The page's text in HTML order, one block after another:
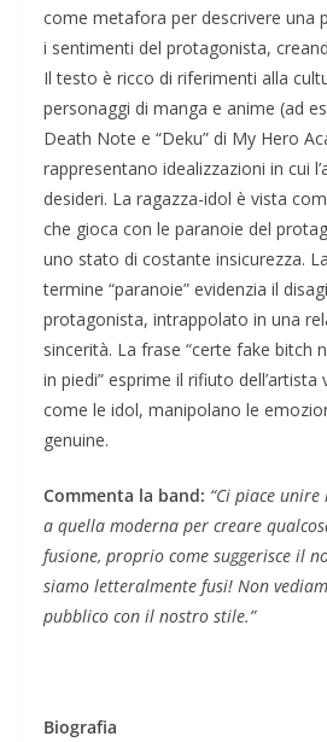
come metafora per descrivere una
i sentimenti del protagonista,
Il testo è ricco di riferimenti alla
personaggi di manga e anime (ad
Death Note e “Deku” di My Hero
rappresentano idealizzazioni in cui
desideri. La ragazza-idol è vista
che gioca con le paranoie del
uno stato di costante insicurezza.
termine “paranoie” evidenzia il
protagonista, intrappolato in una
sincerità. La frase “certe fake bitch
in piedi” esprime il rifiuto
come le idol, manipolano le
genuine.
Commenta la band: “Ci piace
a quella moderna per creare
fusione, proprio come suggerisce il
siamo letteralmente fusi! Non
pubblico con il nostro stile.”
Biografia